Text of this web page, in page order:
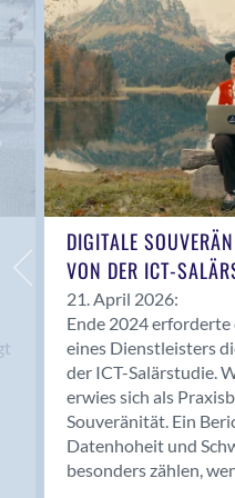
Anwil
Appenzell
Au SG
Baar
Baden
Balsthal
Balzers
Basel
Bassersdorf
Belp
Bendern
Benken (SG)
Bergdietikon
Berlin
Bern
Bern - Liebefeld
DIGITALE
VON DER ICT-
21. April 2026:
Ende 2024
eines Dienstleisters
der ICT-Salärstudie.
erwies sich als
Souveränität. Ein
Datenhoheit und
besonders zählen,